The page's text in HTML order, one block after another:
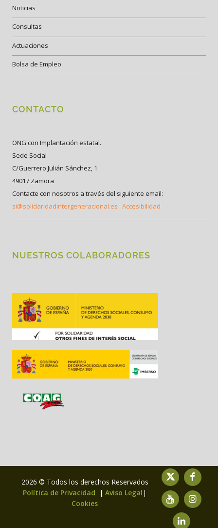
Noticias
Consultas
Actuaciones
Bolsa de Empleo
CONTACTO
ONG con Implantación estatal.
Sede Social
C/Guerrero Julián Sánchez, 1
49017 Zamora
Contacte con nosotros a través del siguiente email:
si@solidaridadintergeneracional.es Accesibilidad
NUESTROS COLABORADORES
2026 © Todos los derechos Reservados
Política de Privacidad
| Aviso Legal |
Cookies